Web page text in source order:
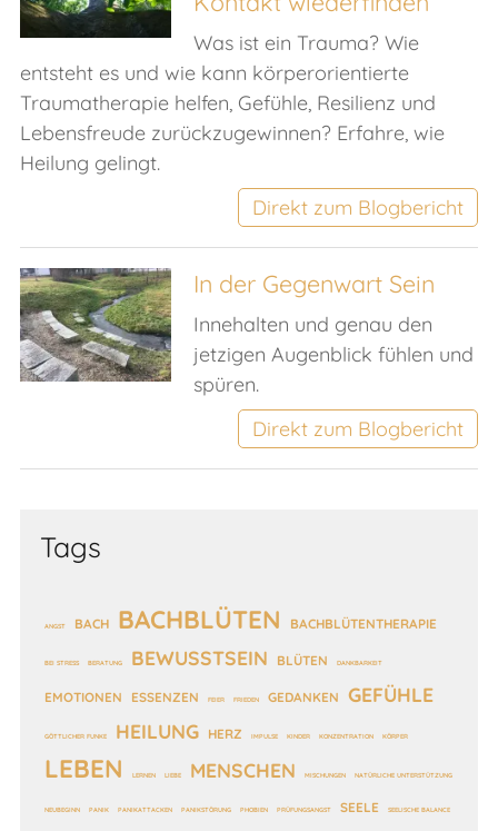
Was ist ein Trauma? Wie
entsteht es und wie kann körperorientierte
Traumatherapie helfen, Gefühle, Resilienz und
Lebensfreude zurückzugewinnen? Erfahre, wie
Heilung gelingt.
Direkt zum Blogbericht
In der Gegenwart Sein
Innehalten und genau den
jetzigen Augenblick fühlen und
spüren.
Direkt zum Blogbericht
Tags
ANGST BACH BACHBLÜTEN BACHBLÜTENTHERAPIE
BEI STRESS BERATUNG BEWUSSTSEIN BLÜTEN DANKBARKEIT
EMOTIONEN ESSENZEN FEIER FRIEDEN GEDANKEN GEFÜHLE
GÖTTLICHER FUNKE HEILUNG HERZ IMPULSE KINDER KONZENTRATION KÖRPER
LEBEN LERNEN LIEBE MENSCHEN MISCHUNGEN NATÜRLICHE UNTERSTÜTZUNG
NEUBEGINN PANIK PANIKATTACKEN PANIKSTÖRUNG PHOBIEN PRÜFUNGSANGST SEELE SEELISCHE BALANCE